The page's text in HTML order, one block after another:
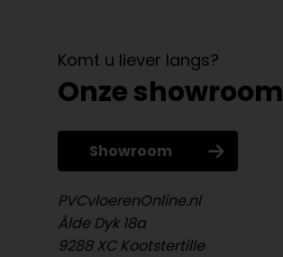
Komt u liever langs?
Onze showroom
Showroom
PVCvloerenOnline.nl
Âlde Dyk 18a
9288 XC Kootstertille